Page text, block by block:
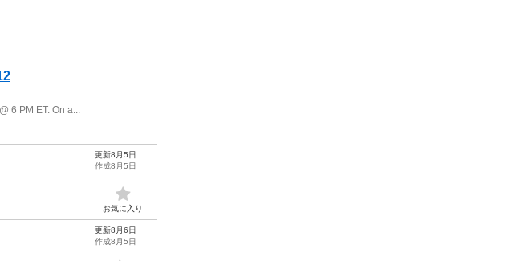
更新8月5日
作成8月5日
お気に入り
更新8月6日
作成8月5日